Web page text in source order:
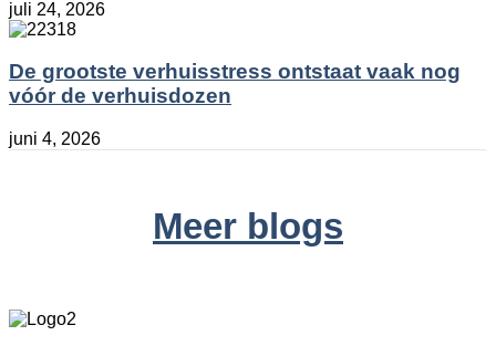
juli 24, 2026
De grootste verhuisstress ontstaat vaak nog
vóór de verhuisdozen
juni 4, 2026
Meer blogs